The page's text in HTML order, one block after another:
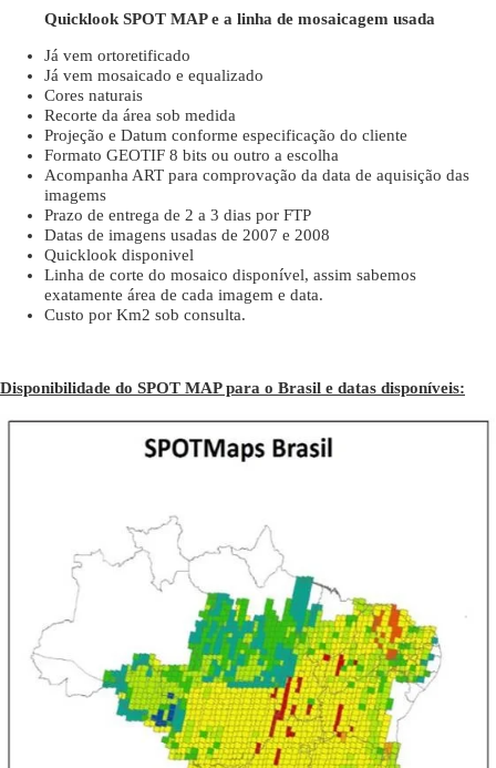
Quicklook SPOT MAP e a linha de mosaicagem usada
Já vem ortoretificado
Já vem mosaicado e equalizado
Cores naturais
Recorte da área sob medida
Projeção e Datum conforme especificação do cliente
Formato GEOTIF 8 bits ou outro a escolha
Acompanha ART para comprovação da data de aquisição das
imagems
Prazo de entrega de 2 a 3 dias por FTP
Datas de imagens usadas de 2007 e 2008
Quicklook disponivel
Linha de corte do mosaico disponível, assim sabemos
exatamente área de cada imagem e data.
Custo por Km2 sob consulta.
Disponibilidade do SPOT MAP para o Brasil e datas disponíveis: